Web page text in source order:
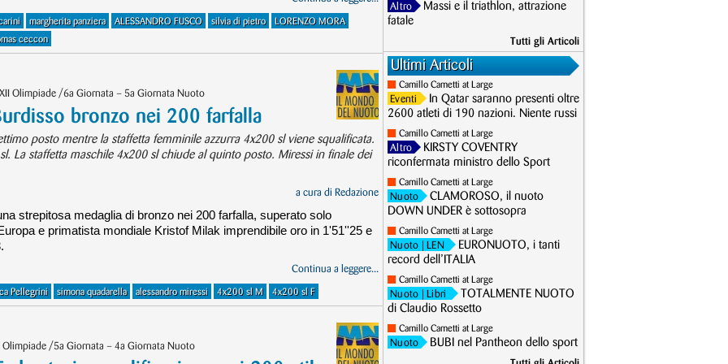
margherita panziera ALESSANDRO FUSCO silvia di pietro
LORENZO MORA
ceccon
Olimpiade /6a Giornata – 5a Giornata Nuoto
bronzo nei 200 farfalla
posto mentre la staffetta femminile azzurra 4x200 sl viene squalificata.
La staffetta maschile 4x200 sl chiude al quinto posto. Miressi in finale dei
a cura di Redazione
strepitosa medaglia di bronzo nei 200 farfalla, superato solo
e primatista mondiale Kristof Milak imprendibile oro in 1'51''25 e
Continua a leggere...
Pellegrini simona quadarella alessandro miressi 4x200 sl M 4x200 sl F
/5a Giornata – 4a Giornata Nuoto
Altro
Massi e il triathlon, attrazione
fatale
Tutti gli Articoli
Ultimi Articoli
Camillo Cametti at Large
Eventi
In Qatar saranno presenti oltre
2600 atleti di 190 nazioni. Niente russi
Camillo Cametti at Large
Altro
KIRSTY COVENTRY
riconfermata ministro dello Sport
Camillo Cametti at Large
Nuoto
CLAMOROSO, il nuoto
DOWN UNDER è sottosopra
Camillo Cametti at Large
Nuoto | LEN
EURONUOTO, i tanti
record dell’ITALIA
Camillo Cametti at Large
Nuoto | Libri
TOTALMENTE NUOTO
di Claudio Rossetto
Camillo Cametti at Large
Nuoto BUBI nel Pantheon dello sport